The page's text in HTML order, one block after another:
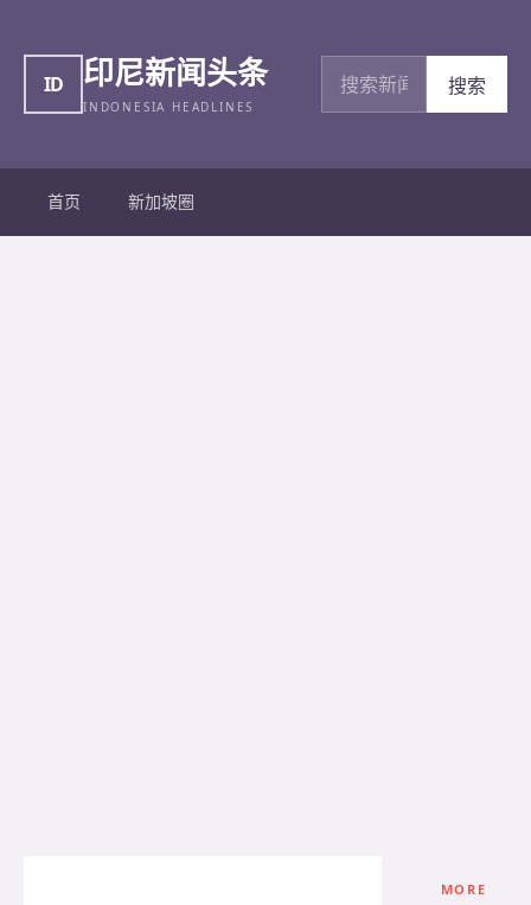
ID 印尼新闻头条
INDONESIA HEADLINES
搜索新闻
搜索
首页 新加坡圈
MORE